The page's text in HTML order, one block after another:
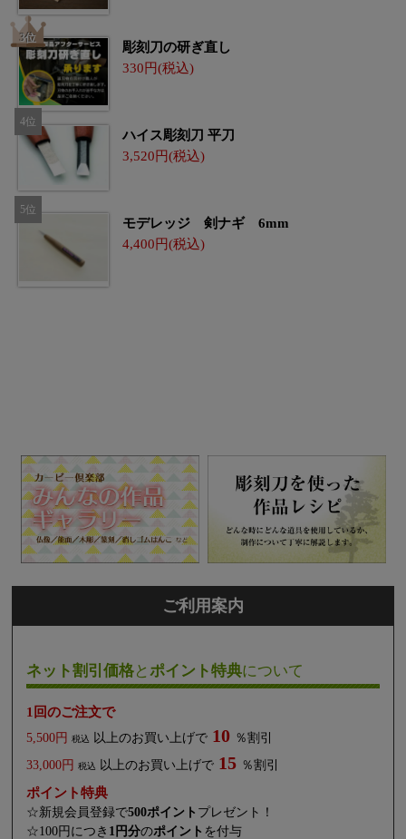
彫刻刀の研ぎ直し
330
ハイス彫刻刀 平刀
3,520
モデレッジ 剣ナギ 6mm
4,400
ご利用案内
ネット割引価格と ポイント特典について
1回のご注文で
5,500円 税込 以上のお買い上げで 10 ％割引
33,000円
税込 以上のお買い上げで 15 ％割引
ポイント特典
☆新規会員登録で500ポイント プレゼント！
☆100円につき 1円分のポイント を付与